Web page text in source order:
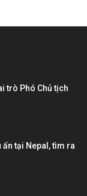
trò Phó Chủ tịch
tại Nepal, tìm ra